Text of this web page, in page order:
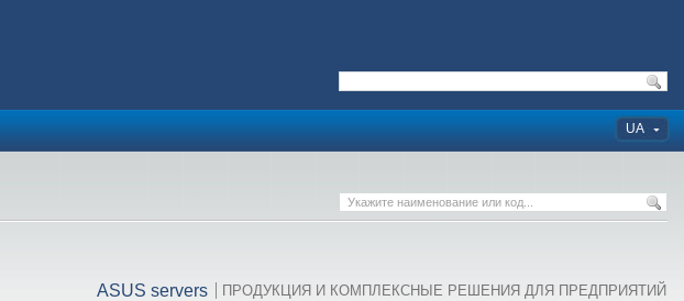
UA
ПРОДУКЦИЯ И КОМПЛЕКСНЫЕ РЕШЕНИЯ ДЛЯ ПРЕДПРИЯТИЙ
ASUS servers